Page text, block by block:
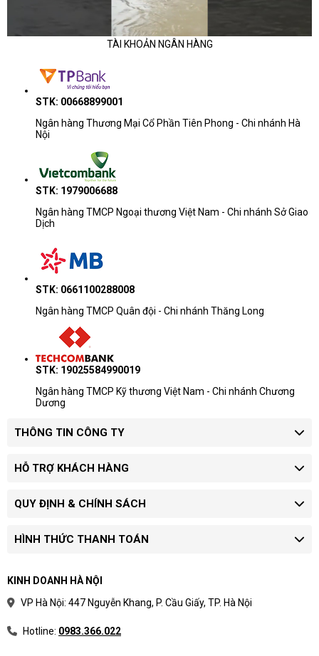
TÀI KHOẢN NGÂN HÀNG
STK: 00668899001
Ngân hàng Thương Mại Cổ Phần Tiên Phong - Chi nhánh Hà
Nội
STK: 1979006688
Ngân hàng TMCP Ngoại thương Việt Nam - Chi nhánh Sở Giao
Dịch
STK: 0661100288008
Ngân hàng TMCP Quân đội - Chi nhánh Thăng Long
STK: 19025584990019
Ngân hàng TMCP Kỹ thương Việt Nam - Chi nhánh Chương
Dương
THÔNG TIN CÔNG TY
HỖ TRỢ KHÁCH HÀNG
QUY ĐỊNH & CHÍNH SÁCH
HÌNH THỨC THANH TOÁN
KINH DOANH HÀ NỘI
VP Hà Nội: 447 Nguyễn Khang, P. Cầu Giấy, TP. Hà Nội
Hotline: 0983.366.022